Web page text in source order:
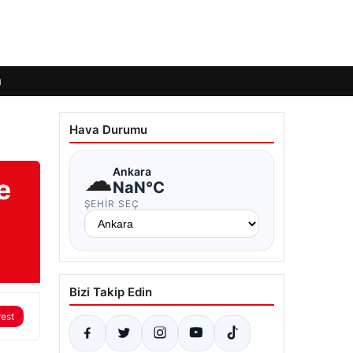
Hava Durumu
☁Ankara
NaN°C
ŞEHIR SEÇ
Bizi Takip Edin